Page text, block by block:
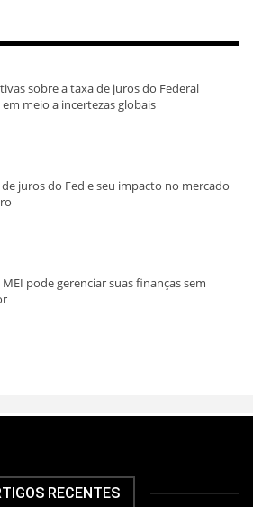
sobre a taxa de juros do Federal
em meio a incertezas globais
de juros do Fed e seu impacto no mercado
pode gerenciar suas finanças sem
RECENTES